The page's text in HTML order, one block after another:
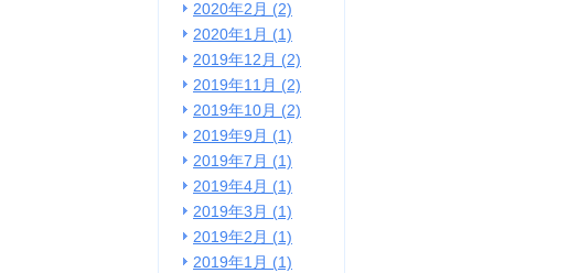
2020年2月 (2)
2020年1月 (1)
2019年12月 (2)
2019年11月 (2)
2019年10月 (2)
2019年9月 (1)
2019年7月 (1)
2019年4月 (1)
2019年3月 (1)
2019年2月 (1)
2019年1月 (1)